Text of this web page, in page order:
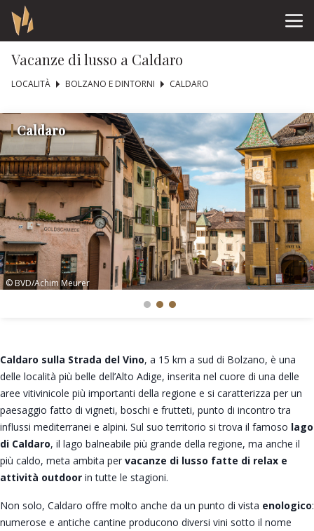
Vacanze di lusso a Caldaro
LOCALITÀ BOLZANO E DINTORNI CALDARO
Caldaro
© BVD/Achim Meurer
Caldaro sulla Strada del Vino, a 15 km a sud di Bolzano, è una
delle località più belle dell’Alto Adige, inserita nel cuore di una delle
aree vitivinicole più importanti della regione e si caratterizza per un
paesaggio fatto di vigneti, boschi e frutteti, punto di incontro tra
influssi mediterranei e alpini. Sul suo territorio si trova il famoso lago
di Caldaro, il lago balneabile più grande della regione, ma anche il
più caldo, meta ambita per vacanze di lusso fatte di relax e
attività outdoor in tutte le stagioni.
Non solo, Caldaro offre molto anche da un punto di vista enologico:
numerose e antiche cantine producono diversi vini sotto il nome